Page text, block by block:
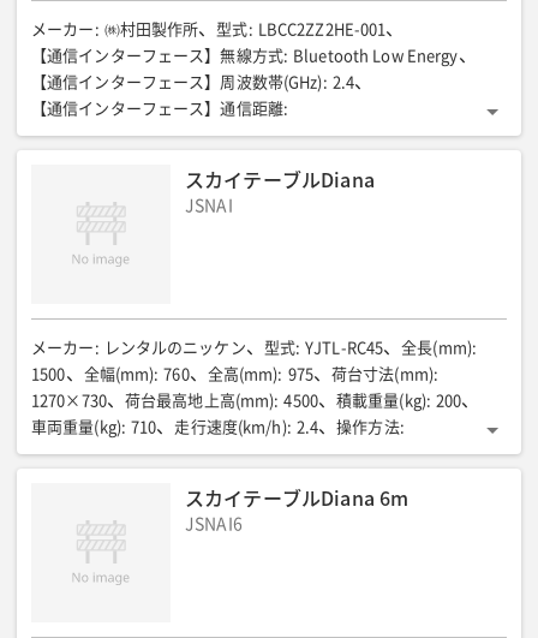
メーカー : ㈱村田製作所 型式: LBCC2ZZ2HE-001
【通信インターフェース】無線方式: Bluetooth Low Energy
【通信インターフェース】周波数帯(GHz): 2.4
【通信インターフェース】通信距離:
20m程度 屋外見通しの良い直線
【検出機能】方式:
【検出機能】作業者側検知範囲:
4-8m(2GK 12V動作時),4-10.5m(2GK 24V動作時)
39.2×52.4×14.5(H)(凸部を除く)
スカイテーブルDiana
JSNAI
メーカー : レンタルのニッケン 型式: YJTL-RC45 全長(mm):
1500
全幅(mm): 760 全高(mm): 975 荷台寸法(mm):
1270×730
荷台最高地上高(mm): 4500 積載重量(kg): 200
車両重量(kg): 710 走行速度(km/h): 2.4 操作方法:
ラジコン式/リモコン式(通信距離目安:20m)
スカイテーブルDiana 6m
JSNAI6